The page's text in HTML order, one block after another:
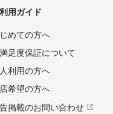
用ガイド
めての方へ
足度保証について
利用の方へ
希望の方へ
掲載のお問い合わせ